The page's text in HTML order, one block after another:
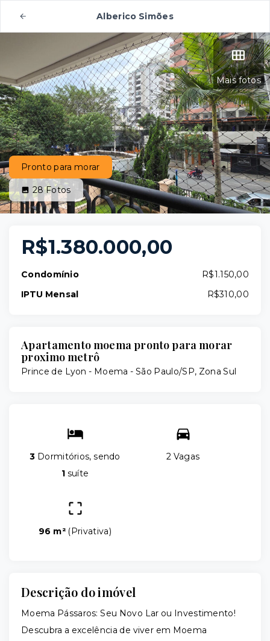
Alberico Simões
Mais fotos
Pronto para morar
28Fotos
R$1.380.000,00
Condomínio
R$1.150,00
IPTU Mensal
R$310,00
Apartamento moema pronto para morar
proximo metrô
Prince de Lyon - Moema - São Paulo/SP, Zona Sul
3 Dormitórios, sendo
1 suíte
2 Vagas
96 m² (Privativa)
Descrição do imóvel
Moema Pássaros: Seu Novo Lar ou Investimento!
Descubra a excelência de viver em Moema